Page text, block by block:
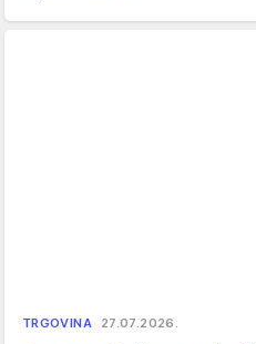
TRGOVINA 27.07.2026.